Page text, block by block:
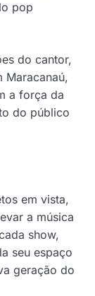
pop
do cantor,
Maracanaú,
a força da
do público
em vista,
a música
show,
seu espaço
geração do